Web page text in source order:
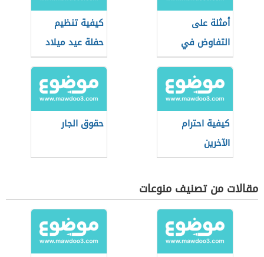
أمثلة على
التفاوض في
الحياة اليومية
كيفية تنظيم
حفلة عيد ميلاد
كيفية احترام
الآخرين
حقوق الجار
مقالات من تصنيف منوعات